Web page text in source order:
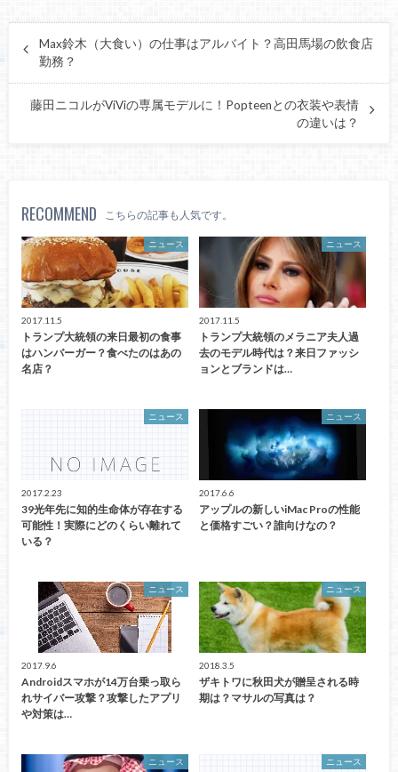
Max鈴木（大食い）の仕事はアルバイト？高田馬場の飲食店
勤務？
藤田ニコルがViViの専属モデルに！Popteenとの衣装や表情
の違いは？
RECOMMEND こちらの記事も人気です。
ニュース
2017.11.5
トランプ大統領の来日最初の食事
はハンバーガー？食べたのはあの
名店？
ニュース
2017.11.5
トランプ大統領のメラニア夫人過
去のモデル時代は？来日ファッシ
ョンとブランドは…
ニュース
2017.2.23
39光年先に知的生命体が存在する
可能性！実際にどのくらい離れて
いる？
ニュース
2017.6.6
アップルの新しいiMac Proの性能
と価格すごい？誰向けなの？
ニュース
2017.9.6
Androidスマホが14万台乗っ取ら
れサイバー攻撃？攻撃したアプリ
や対策は…
ニュース
2018.3.5
ザキトワに秋田犬が贈呈される時
期は？マサルの写真は？
ニュース ニュース